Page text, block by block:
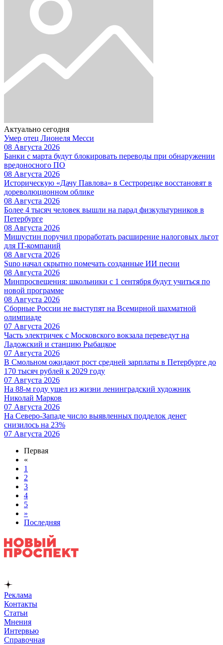
Актуально сегодня
Умер отец Лионеля Месси
08 Августа 2026
Банки с марта будут блокировать переводы при обнаружении
вредоносного ПО
08 Августа 2026
Историческую «Дачу Павлова» в Сестрорецке восстановят в
дореволюционном облике
08 Августа 2026
Более 4 тысяч человек вышли на парад физкультурников в
Петербурге
08 Августа 2026
Мишустин поручил проработать расширение налоговых льгот
для IT-компаний
08 Августа 2026
Suno начал скрытно помечать созданные ИИ песни
08 Августа 2026
Минпросвещения: школьники с 1 сентября будут учиться по
новой программе
08 Августа 2026
Сборные России не выступят на Всемирной шахматной
олимпиаде
07 Августа 2026
Часть электричек с Московского вокзала переведут на
Ладожский и станцию Рыбацкое
07 Августа 2026
В Смольном ожидают рост средней зарплаты в Петербурге до
170 тысяч рублей к 2029 году
07 Августа 2026
На 88-м году ушел из жизни ленинградский художник
Николай Марков
07 Августа 2026
На Северо-Западе число выявленных подделок денег
снизилось на 23%
07 Августа 2026
Первая
«
1
2
3
4
5
»
Последняя
Реклама
Контакты
Статьи
Мнения
Интервью
Справочная